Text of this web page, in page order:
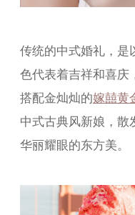
传统的中式婚礼，是
色代表着吉祥和喜庆
搭配金灿灿的嫁囍黄
中式古典风新娘，散
华丽耀眼的东方美。